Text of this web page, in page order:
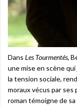
Dans Les Tourmentés,
une mise en scène
la tension sociale,
moraux vécus par ses
roman témoigne de